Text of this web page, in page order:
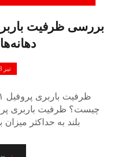
تیر 18, 1405
بلند به حداکثر